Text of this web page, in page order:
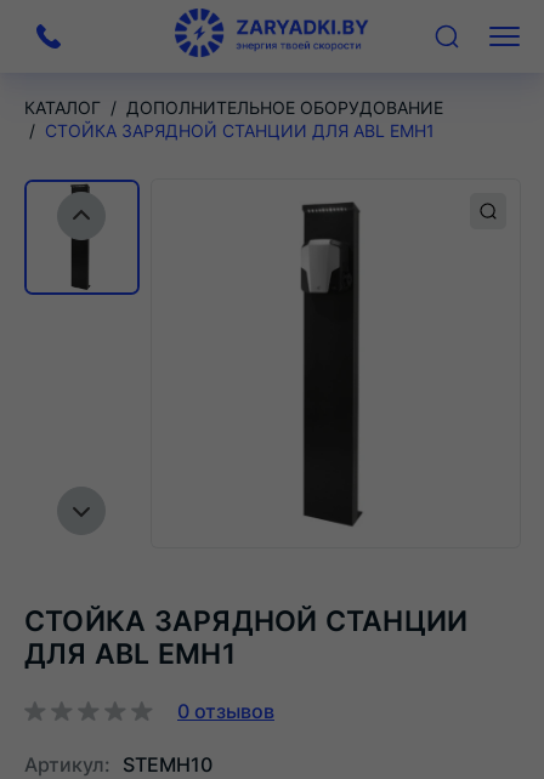
На
главную
Меню
КАТАЛОГ
ДОПОЛНИТЕЛЬНОЕ ОБОРУДОВАНИЕ
СТОЙКА ЗАРЯДНОЙ СТАНЦИИ ДЛЯ ABL EMH1
СТОЙКА ЗАРЯДНОЙ СТАНЦИИ
ДЛЯ ABL EMH1
0 отзывов
Артикул: STEMH10
Предыдущий слайд
Следующий слайд